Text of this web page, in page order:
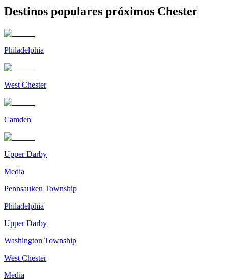
Destinos populares próximos Chester
Philadelphia
West Chester
Camden
Upper Darby
Media
Pennsauken Township
Philadelphia
Upper Darby
Washington Township
West Chester
Media